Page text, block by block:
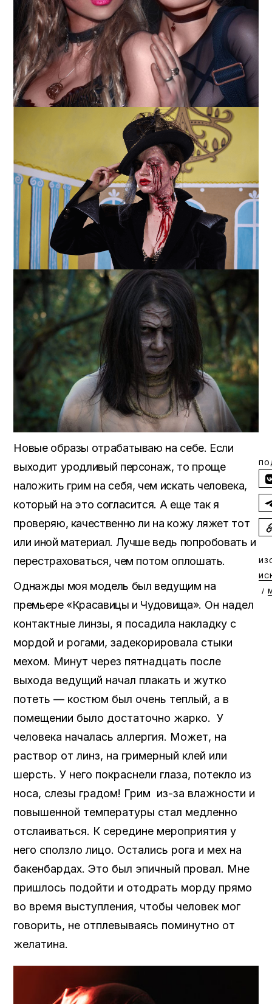
Новые образы отрабатываю на себе. Если
выходит уродливый персонаж, то проще
наложить грим на себя, чем искать человека,
который на это согласится. А еще так я
проверяю, качественно ли на кожу ляжет тот
или иной материал. Лучше ведь попробовать и
перестраховаться, чем потом оплошать.
Однажды моя модель был ведущим на
премьере «Красавицы и Чудовища». Он надел
контактные линзы, я посадила накладку с
мордой и рогами, задекорировала стыки
мехом. Минут через пятнадцать после
выхода ведущий начал плакать и жутко
потеть — костюм был очень теплый, а в
помещении было достаточно жарко. У
человека началась аллергия. Может, на
раствор от линз, на гримерный клей или
шерсть. У него покраснели глаза, потекло из
носа, слезы градом! Грим из-за влажности и
повышенной температуры стал медленно
отслаиваться. К середине мероприятия у
него сползло лицо. Остались рога и мех на
бакенбардах. Это был эпичный провал. Мне
пришлось подойти и отодрать морду прямо
во время выступления, чтобы человек мог
говорить, не отплевываясь поминутно от
желатина.
/